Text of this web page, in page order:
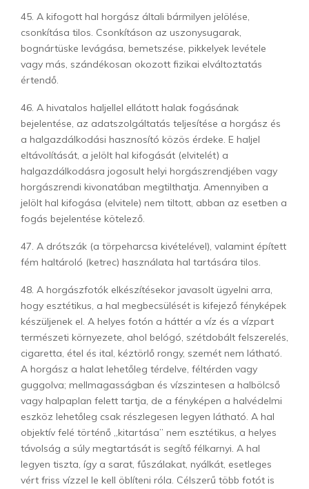
45. A kifogott hal horgász általi bármilyen jelölése,
csonkítása tilos. Csonkításon az uszonysugarak,
bognártüske levágása, bemetszése, pikkelyek levétele
vagy más, szándékosan okozott fizikai elváltoztatás
értendő.
46. A hivatalos haljellel ellátott halak fogásának
bejelentése, az adatszolgáltatás teljesítése a horgász és
a halgazdálkodási hasznosító közös érdeke. E haljel
eltávolítását, a jelölt hal kifogását (elvitelét) a
halgazdálkodásra jogosult helyi horgászrendjében vagy
horgászrendi kivonatában megtilthatja. Amennyiben a
jelölt hal kifogása (elvitele) nem tiltott, abban az esetben a
fogás bejelentése kötelező.
47. A drótszák (a törpeharcsa kivételével), valamint épített
fém haltároló (ketrec) használata hal tartására tilos.
48. A horgászfotók elkészítésekor javasolt ügyelni arra,
hogy esztétikus, a hal megbecsülését is kifejező fényképek
készüljenek el. A helyes fotón a háttér a víz és a vízpart
természeti környezete, ahol belógó, szétdobált felszerelés,
cigaretta, étel és ital, kéztörlő rongy, szemét nem látható.
A horgász a halat lehetőleg térdelve, féltérden vagy
guggolva; mellmagasságban és vízszintesen a halbölcső
vagy halpaplan felett tartja, de a fényképen a halvédelmi
eszköz lehetőleg csak részlegesen legyen látható. A hal
objektív felé történő „kitartása” nem esztétikus, a helyes
távolság a súly megtartását is segítő félkarnyi. A hal
legyen tiszta, így a sarat, fűszálakat, nyálkát, esetleges
vért friss vízzel le kell öblíteni róla. Célszerű több fotót is